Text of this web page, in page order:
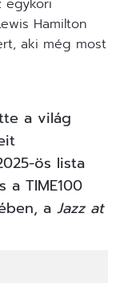
egykori
Hamilton
aki még most
a világ
ös lista
a TIME100
a Jazz at